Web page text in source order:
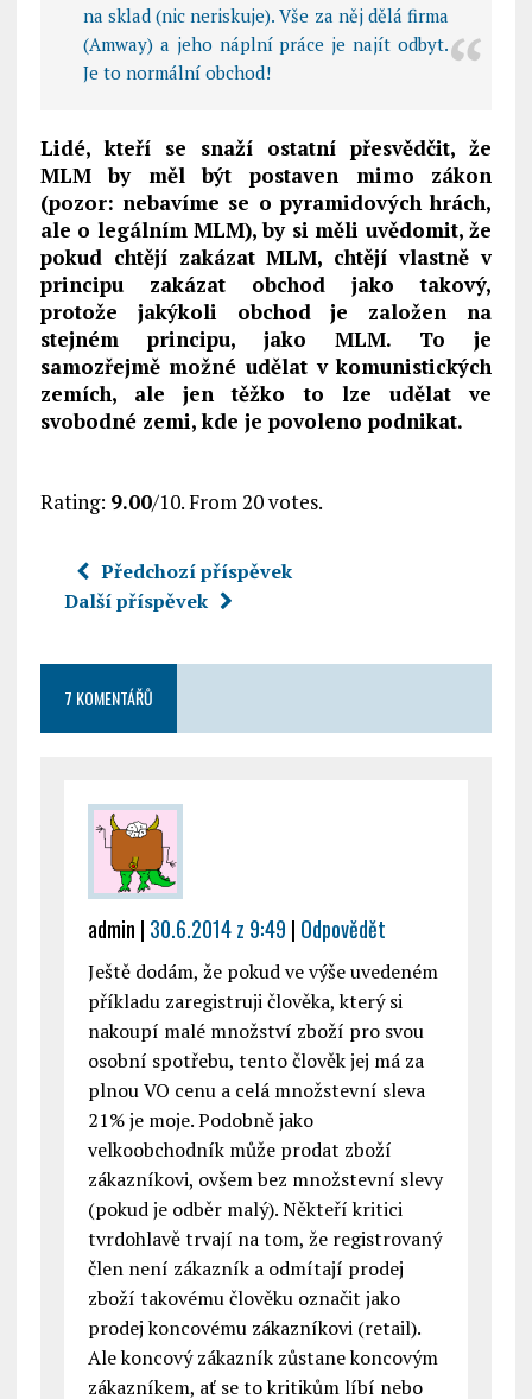
na sklad (nic neriskuje). Vše za něj dělá firma
(Amway) a jeho náplní práce je najít odbyt.
Je to normální obchod!
Lidé, kteří se snaží ostatní přesvědčit, že
MLM by měl být postaven mimo zákon
(pozor: nebavíme se o pyramidových hrách,
ale o legálním MLM), by si měli uvědomit, že
pokud chtějí zakázat MLM, chtějí vlastně v
principu zakázat obchod jako takový,
protože jakýkoli obchod je založen na
stejném principu, jako MLM. To je
samozřejmě možné udělat v komunistických
zemích, ale jen těžko to lze udělat ve
svobodné zemi, kde je povoleno podnikat.
Rating: 9.00/10. From 20 votes.
Předchozí příspěvek
Další příspěvek
7 KOMENTÁŘŮ
admin | 30.6.2014 z 9:49 | Odpovědět
Ještě dodám, že pokud ve výše uvedeném
příkladu zaregistruji člověka, který si
nakoupí malé množství zboží pro svou
osobní spotřebu, tento člověk jej má za
plnou VO cenu a celá množstevní sleva
21% je moje. Podobně jako
velkoobchodník může prodat zboží
zákazníkovi, ovšem bez množstevní slevy
(pokud je odběr malý). Někteří kritici
tvrdohlavě trvají na tom, že registrovaný
člen není zákazník a odmítají prodej
zboží takovému člověku označit jako
prodej koncovému zákazníkovi (retail).
Ale koncový zákazník zůstane koncovým
zákazníkem, ať se to kritikům líbí nebo